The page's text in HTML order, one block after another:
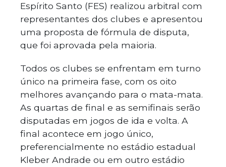
Espírito Santo (FES) realizou arbitral com
representantes dos clubes e apresentou
uma proposta de fórmula de disputa,
que foi aprovada pela maioria.
Todos os clubes se enfrentam em turno
único na primeira fase, com os oito
melhores avançando para o mata-mata.
As quartas de final e as semifinais serão
disputadas em jogos de ida e volta. A
final acontece em jogo único,
preferencialmente no estádio estadual
Kleber Andrade ou em outro estádio